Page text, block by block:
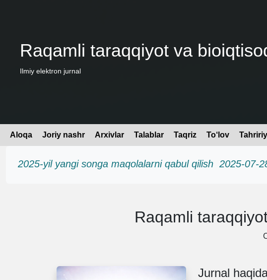
Raqamli taraqqiyot va
Ilmiy elektron jurnal
Aloqa Joriy nashr Arxivlar Talablar Taqriz To‘lov
2025-yil yangi songa maqolalarni qabul qilish 2025-07-
Raqamli
Jurnal